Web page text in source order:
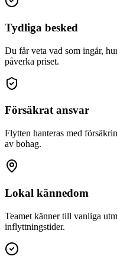
Tydliga besked
Du får veta vad som ingår,
påverka priset.
Försäkrat ansvar
Flytten hanteras med
av bohag.
Lokal kännedom
Teamet känner till vanliga
inflyttningstider.